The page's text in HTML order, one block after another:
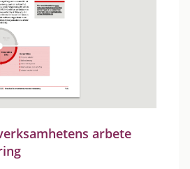
arbete